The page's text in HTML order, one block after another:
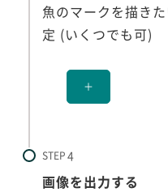
魚のマークを描き
定 (いくつでも可)
＋
STEP
画像を出力する